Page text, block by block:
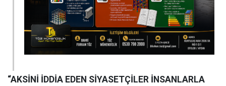
“AKSİNİ İDDİA EDEN SİYASETÇİLER İNSANLARLA